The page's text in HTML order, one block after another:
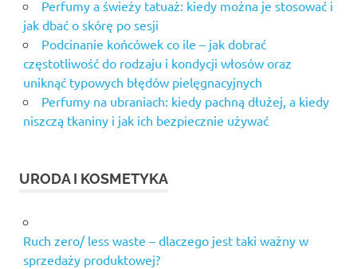
Perfumy a świeży tatuaż: kiedy można je stosować i
jak dbać o skórę po sesji
Podcinanie końcówek co ile – jak dobrać
częstotliwość do rodzaju i kondycji włosów oraz
uniknąć typowych błędów pielęgnacyjnych
Perfumy na ubraniach: kiedy pachną dłużej, a kiedy
niszczą tkaniny i jak ich bezpiecznie używać
URODA I KOSMETYKA
Ruch zero/ less waste – dlaczego jest taki ważny w
sprzedaży produktowej?